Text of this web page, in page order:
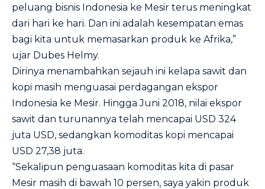
peluang bisnis Indonesia ke Mesir terus meningkat
dari hari ke hari. Dan ini adalah kesempatan emas
bagi kita untuk memasarkan produk ke Afrika,”
ujar Dubes Helmy.
Dirinya menambahkan sejauh ini kelapa sawit dan
kopi masih menguasai perdagangan ekspor
Indonesia ke Mesir. Hingga Juni 2018, nilai ekspor
sawit dan turunannya telah mencapai USD 324
juta USD, sedangkan komoditas kopi mencapai
USD 27,38 juta.
“Sekalipun penguasaan komoditas kita di pasar
Mesir masih di bawah 10 persen, saya yakin produk